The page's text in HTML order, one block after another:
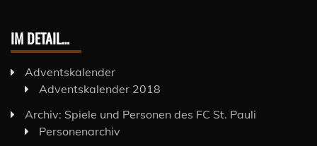
IM DETAIL…
Adventskalender
Adventskalender 2018
Archiv: Spiele und Personen des FC St. Pauli
Personenarchiv